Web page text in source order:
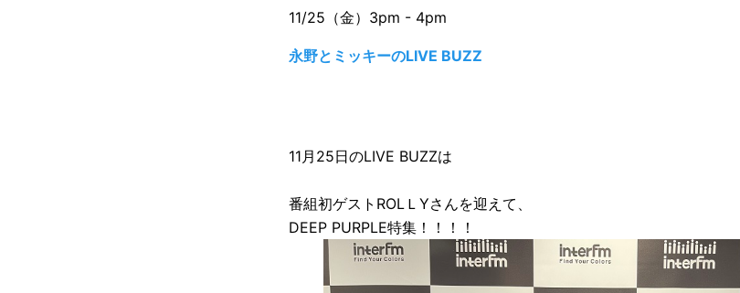
11/25（金）3pm - 4pm
永野とミッキーのLIVE BUZZ
11月25日のLIVE BUZZは
番組初ゲストROLＬYさんを迎えて、
DEEP PURPLE特集！！！！